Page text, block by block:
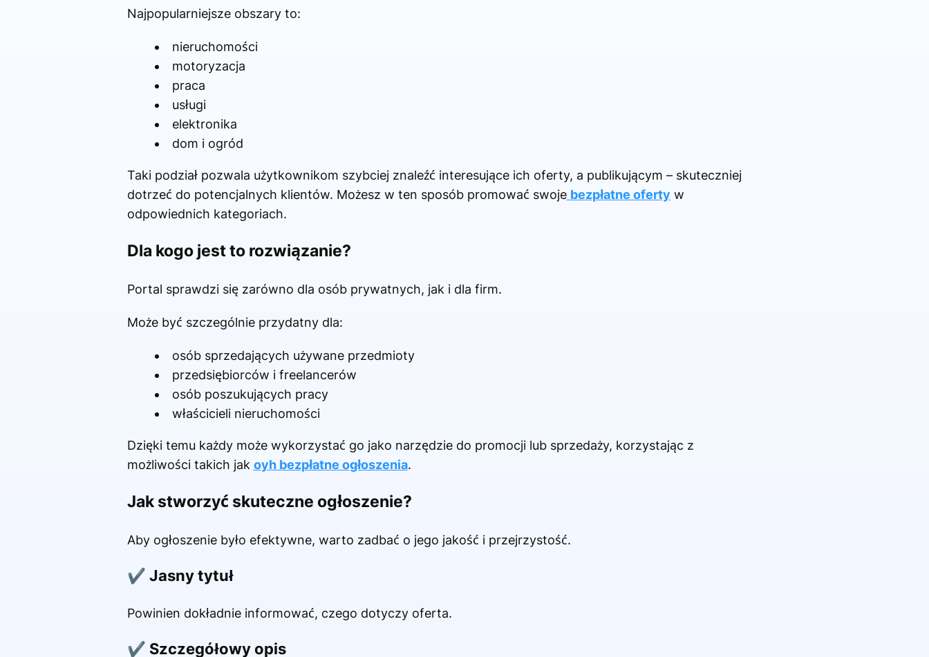
Najpopularniejsze obszary to:
nieruchomości
motoryzacja
praca
usługi
elektronika
dom i ogród
Taki podział pozwala użytkownikom szybciej znaleźć interesujące ich oferty, a publikującym – skuteczniej
dotrzeć do potencjalnych klientów. Możesz w ten sposób promować swoje bezpłatne oferty w
odpowiednich kategoriach.
Dla kogo jest to rozwiązanie?
Portal sprawdzi się zarówno dla osób prywatnych, jak i dla firm.
Może być szczególnie przydatny dla:
osób sprzedających używane przedmioty
przedsiębiorców i freelancerów
osób poszukujących pracy
właścicieli nieruchomości
Dzięki temu każdy może wykorzystać go jako narzędzie do promocji lub sprzedaży, korzystając z
możliwości takich jak oyh bezpłatne ogłoszenia.
Jak stworzyć skuteczne ogłoszenie?
Aby ogłoszenie było efektywne, warto zadbać o jego jakość i przejrzystość.
✔ Jasny tytuł
Powinien dokładnie informować, czego dotyczy oferta.
✔ Szczegółowy opis